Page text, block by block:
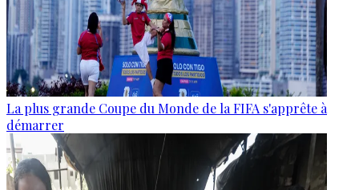
La plus grande Coupe du Monde de la FIFA s'apprête à
démarrer